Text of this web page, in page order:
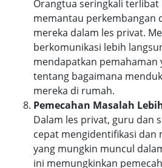
Orangtua seringkali
memantau perkembangan
mereka dalam les privat.
berkomunikasi lebih
mendapatkan pemahaman
tentang bagaimana
mereka di rumah.
Pemecahan Masalah
Dalam les privat, guru dan
cepat mengidentifikasi dan
yang mungkin muncul
ini memungkinkan